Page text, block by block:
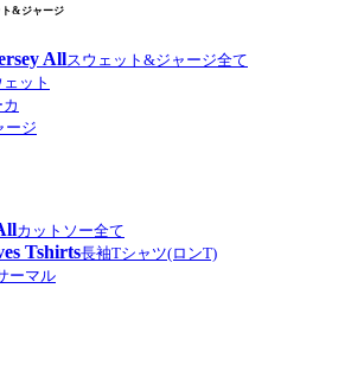
ト&ジャージ
Allスウェット&ジャージ全て
ェット
ージ
カットソー全て
Tshirts長袖Tシャツ(ロンT)
ーマル